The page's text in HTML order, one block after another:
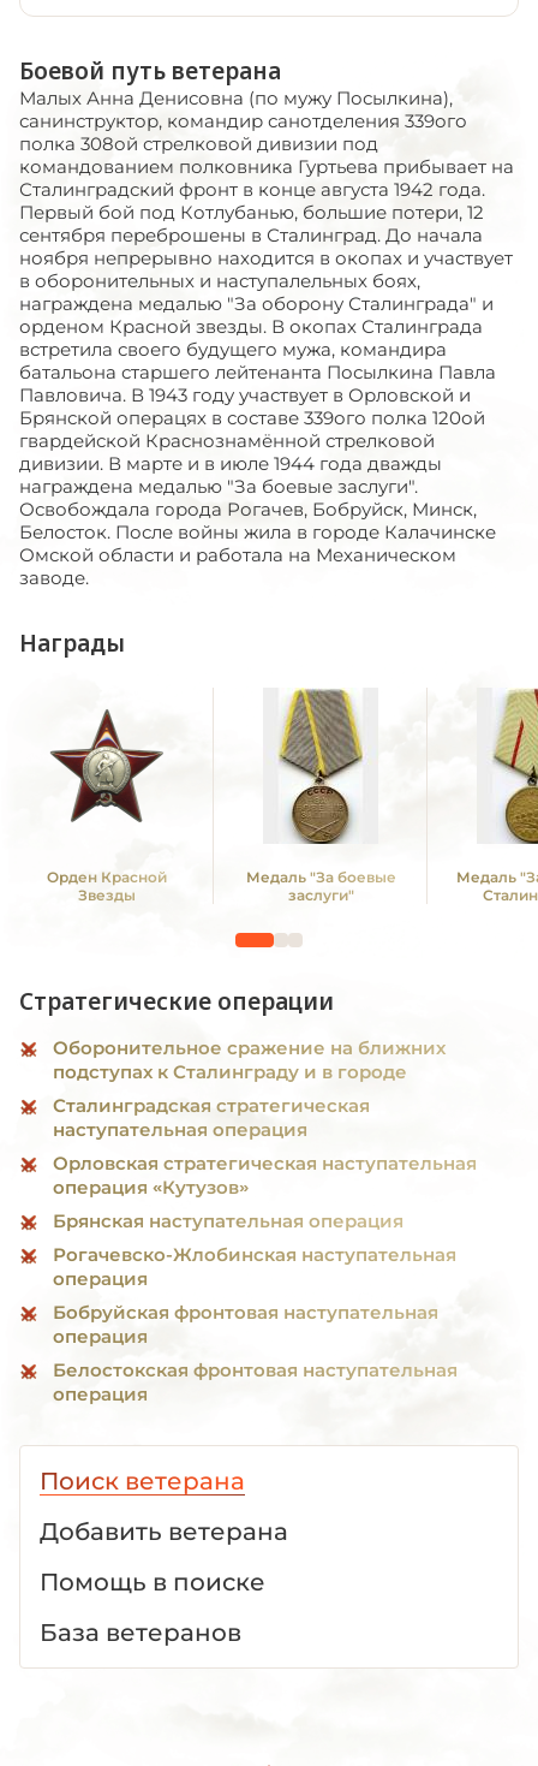
Боевой путь ветерана
Малых Анна Денисовна (по мужу Посылкина),
санинструктор, командир санотделения 339ого
полка 308ой стрелковой дивизии под
командованием полковника Гуртьева прибывает на
Сталинградский фронт в конце августа 1942 года.
Первый бой под Котлубанью, большие потери, 12
сентября переброшены в Сталинград. До начала
ноября непрерывно находится в окопах и участвует
в оборонительных и наступалельных боях,
награждена медалью "За оборону Сталинграда" и
орденом Красной звезды. В окопах Сталинграда
встретила своего будущего мужа, командира
батальона старшего лейтенанта Посылкина Павла
Павловича. В 1943 году участвует в Орловской и
Брянской операцях в составе 339ого полка 120ой
гвардейской Краснознамённой стрелковой
дивизии. В марте и в июле 1944 года дважды
награждена медалью "За боевые заслуги".
Освобождала города Рогачев, Бобруйск, Минск,
Белосток. После войны жила в городе Калачинске
Омской области и работала на Механическом
заводе.
Награды
Орден Красной
Звезды
Медаль "За боевые
заслуги"
Медаль
Стратегические операции
Оборонительное сражение на ближних
подступах к Сталинграду и в городе
Сталинградская стратегическая
наступательная операция
Орловская стратегическая наступательная
операция «Кутузов»
Брянская наступательная операция
Рогачевско-Жлобинская наступательная
операция
Бобруйская фронтовая наступательная
операция
Белостокская фронтовая наступательная
операция
Поиск ветерана
Добавить ветерана
Помощь в поиске
База ветеранов